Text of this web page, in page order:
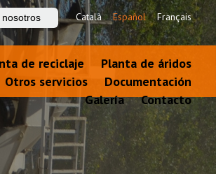
Català Español Français
de reciclaje
Planta de áridos
Otros servicios
Documentación
Galería
Contacto